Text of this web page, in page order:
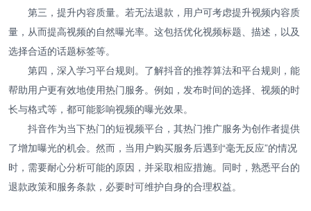
第三，提升内容质量。若无法退款，用户可考虑提升视频内容质
量，从而提高视频的自然曝光率。这包括优化视频标题、描述，以及
选择合适的话题标签等。
第四，深入学习平台规则。了解抖音的推荐算法和平台规则，能
帮助用户更有效地使用热门服务。例如，发布时间的选择、视频的时
长与格式等，都可能影响视频的曝光效果。
抖音作为当下热门的短视频平台，其热门推广服务为创作者提供
了增加曝光的机会。然而，当用户购买服务后遇到“毫无反应”的情况
时，需要耐心分析可能的原因，并采取相应措施。同时，熟悉平台的
退款政策和服务条款，必要时可维护自身的合理权益。